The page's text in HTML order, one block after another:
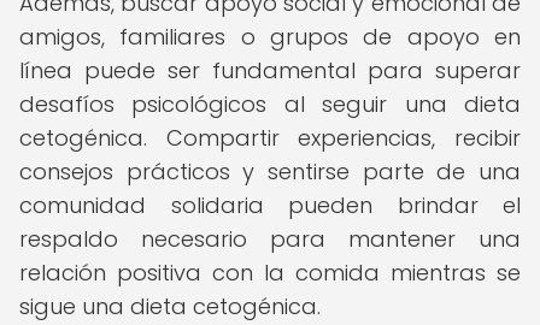
amigos, familiares o grupos de apoyo en
línea puede ser fundamental para superar
desafíos psicológicos al seguir una dieta
cetogénica. Compartir experiencias, recibir
consejos prácticos y sentirse parte de una
comunidad solidaria pueden brindar el
respaldo necesario para mantener una
relación positiva con la comida mientras se
sigue una dieta cetogénica.